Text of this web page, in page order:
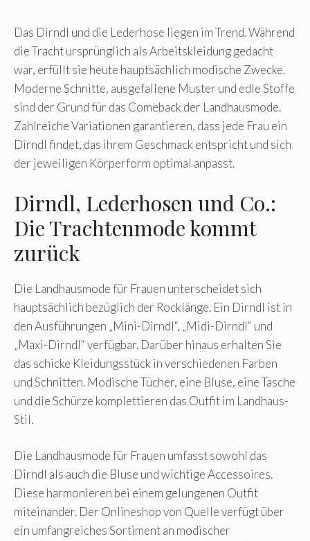
Das Dirndl und die Lederhose liegen im Trend. Während
die Tracht ursprünglich als Arbeitskleidung gedacht
war, erfüllt sie heute hauptsächlich modische Zwecke.
Moderne Schnitte, ausgefallene Muster und edle Stoffe
sind der Grund für das Comeback der Landhausmode.
Zahlreiche Variationen garantieren, dass jede Frau ein
Dirndl findet, das ihrem Geschmack entspricht und sich
der jeweiligen Körperform optimal anpasst.
Dirndl, Lederhosen und Co.:
Die Trachtenmode kommt
zurück
Die Landhausmode für Frauen unterscheidet sich
hauptsächlich bezüglich der Rocklänge. Ein Dirndl ist in
den Ausführungen „Mini-Dirndl“, „Midi-Dirndl“ und
„Maxi-Dirndl“ verfügbar. Darüber hinaus erhalten Sie
das schicke Kleidungsstück in verschiedenen Farben
und Schnitten. Modische Tücher, eine Bluse, eine Tasche
und die Schürze komplettieren das Outfit im Landhaus-
Stil.
Die Landhausmode für Frauen umfasst sowohl das
Dirndl als auch die Bluse und wichtige Accessoires.
Diese harmonieren bei einem gelungenen Outfit
miteinander. Der Onlineshop von Quelle verfügt über
ein umfangreiches Sortiment an modischer